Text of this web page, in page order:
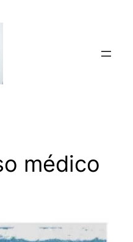
médico